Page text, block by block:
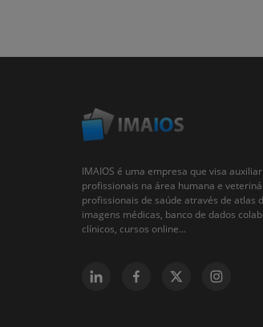
IMAIOS é uma empresa que visa
profissionais na área humana e
profissionais de saúde através de atlas
imagens médicas, banco de dados
clínicos, cursos online...